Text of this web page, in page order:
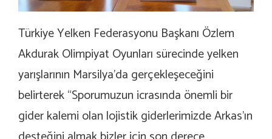
Türkiye Yelken Federasyonu Başkanı Özlem
Akdurak Olimpiyat Oyunları sürecinde yelken
yarışlarının Marsilya’da gerçekleşeceğini
belirterek “Sporumuzun icrasında önemli bir
gider kalemi olan lojistik giderlerimizde Arkas’ın